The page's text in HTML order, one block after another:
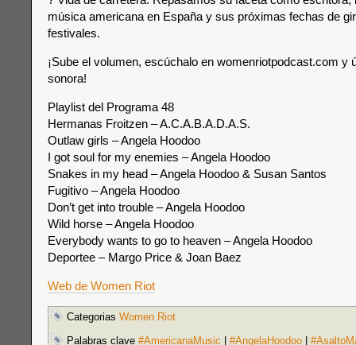
música americana en España y sus próximas fechas de
festivales.
¡Sube el volumen, escúchalo en womenriotpodcast.com y
sonora!
Playlist del Programa 48
Hermanas Froitzen – A.C.A.B.A.D.A.S.
Outlaw girls – Angela Hoodoo
I got soul for my enemies – Angela Hoodoo
Snakes in my head – Angela Hoodoo & Susan Santos
Fugitivo – Angela Hoodoo
Don’t get into trouble – Angela Hoodoo
Wild horse – Angela Hoodoo
Everybody wants to go to heaven – Angela Hoodoo
Deportee – Margo Price & Joan Baez
Web de Women Riot
Categorias Women Riot
Palabras clave #AmericanaMusic #AngelaHoodoo